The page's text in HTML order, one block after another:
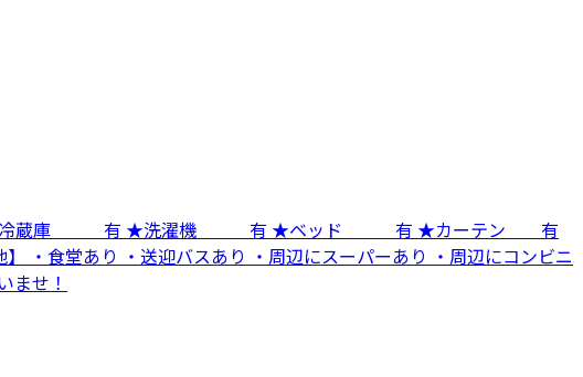
ビ 有 ★冷蔵庫 有 ★洗濯機 有 ★ベッド 有 ★カーテン 有
堂あり ・送迎バスあり ・周辺にスーパーあり ・周辺にコンビニ
ませ！